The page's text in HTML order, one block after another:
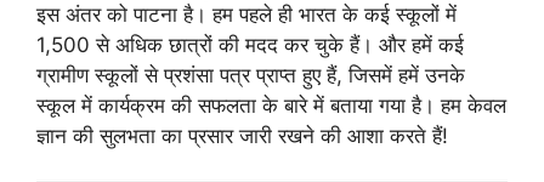
इस अंतर को पाटना है। हम पहले ही भारत के कई स्कूलों में
1,500 से अधिक छात्रों की मदद कर चुके हैं। और हमें कई
ग्रामीण स्कूलों से प्रशंसा पत्र प्राप्त हुए हैं, जिसमें हमें उनके
स्कूल में कार्यक्रम की सफलता के बारे में बताया गया है। हम केवल
ज्ञान की सुलभता का प्रसार जारी रखने की आशा करते हैं!